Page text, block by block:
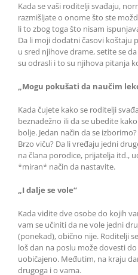
Kada se vaši roditelji svađaju,
razmišljate o onome što ste
li to zbog toga što nisam
Da li moji dodatni časovi koštaju
u sred njihove drame, setite se
su odrasli i to su njihova pitanja
„Mogu pokušati da naučim
Kada čujete kako se roditelji
beznadežno ili da se ubedite
bolje. Jedan način da se
Brzo viču? Da li vređaju jedni
na člana porodice, prijatelja itd.,
*miran* način da nastavite.
„I dalje se vole“
Kada vidite dve osobe do kojih
vam se učiniti da ne vole jedni
(ponekad), obično nije. Roditelji
loš dan na poslu može dovesti
uobičajeno. Međutim, na kraju
drugoga i o vama.